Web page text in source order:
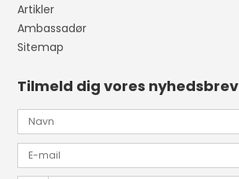
Artikler
Ambassadør
Sitemap
Tilmeld dig vores nyhedsbrev